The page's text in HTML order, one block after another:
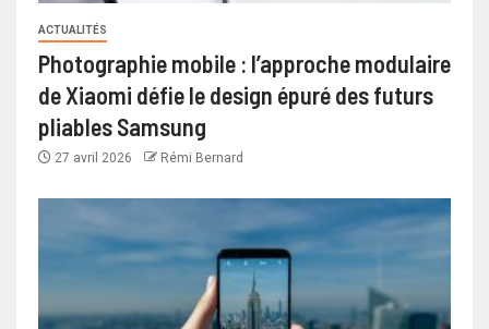
ACTUALITÉS
Photographie mobile : l’approche modulaire
de Xiaomi défie le design épuré des futurs
pliables Samsung
27 avril 2026 Rémi Bernard